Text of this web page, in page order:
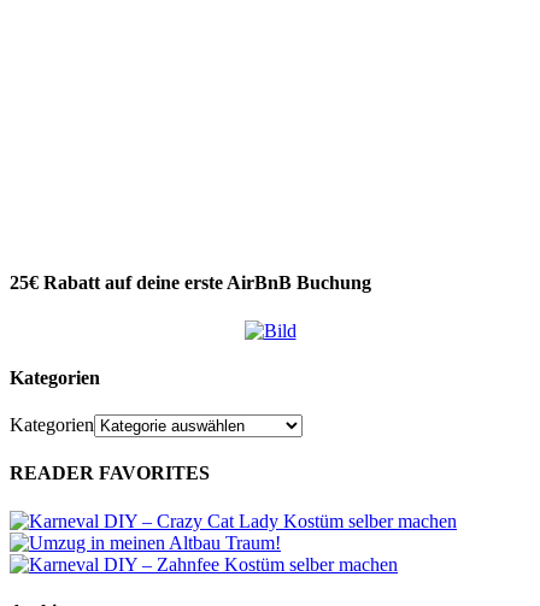
25€ Rabatt auf deine erste AirBnB Buchung
Kategorien
Kategorien
READER FAVORITES